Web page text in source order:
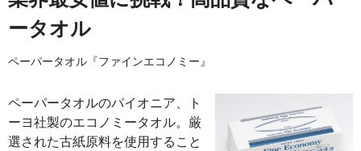
ータオル
ペーパータオル『ファインエコノミー』
ペーパータオルのパイオニア、ト
ーヨ社製のエコノミータオル。厳
選された古紙原料を使用すること